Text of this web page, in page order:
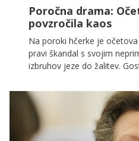
Poročna drama:
povzročila kaos
Na poroki hčerke je
pravi škandal s svojim
izbruhov jeze do žalitev.